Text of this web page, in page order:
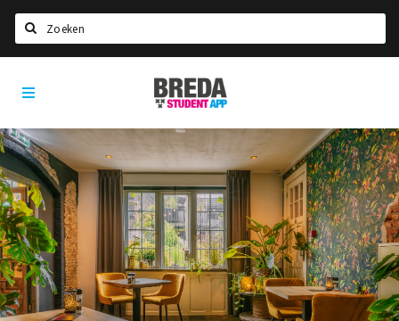
HOME
STUDEREN
Voel je thuis in Breda | GoodMood
Welkom in Breda
Studentenverenigingen
Studentenraad
Studentenroutes
Breda
Student